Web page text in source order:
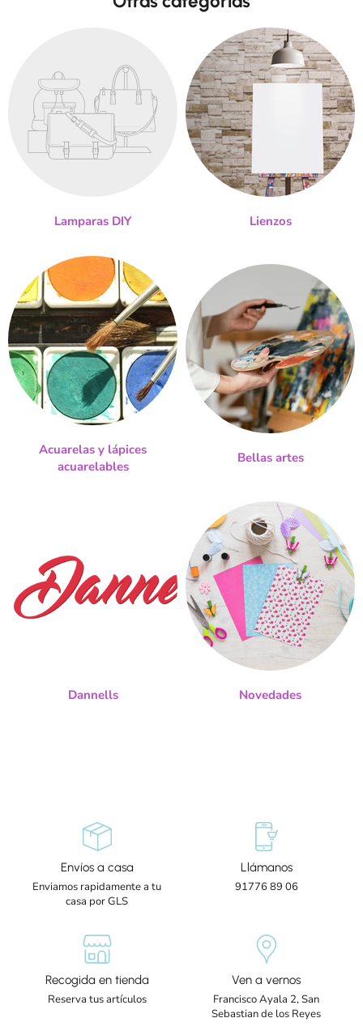
Lamparas DIY Lienzos
Acuarelas y lápices
acuarelables
Bellas artes
Dannells Novedades
Envíos a casa
Enviamos rapidamente a tu
casa por GLS
Llámanos
91776 89 06
Recogida en tienda
Reserva tus artículos
Ven a vernos
Francisco Ayala 2, San
Sebastian de los Reyes